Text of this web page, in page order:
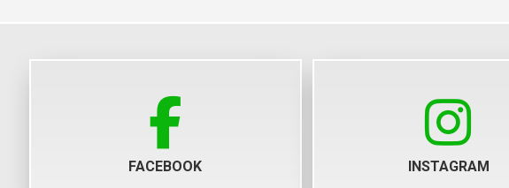
FACEBOOK INSTAGRAM